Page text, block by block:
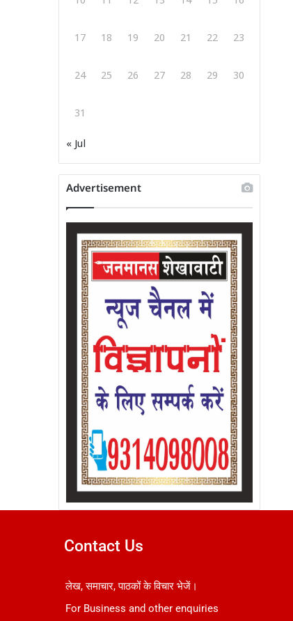
17 18 19 20 21 22 23
24 25 26 27 28 29 30
31
« Jul
Advertisement
Contact Us
लेख, समाचार, पाठकों के विचार भेजें।
For Business and other enquiries